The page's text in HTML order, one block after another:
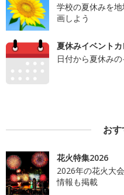
学校の夏休みを
画しよう
夏休みイベント
日付から夏休み
お
花火特集2026
2026年の花火大
情報も掲載